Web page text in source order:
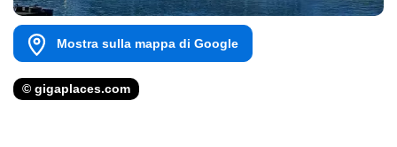
Mostra sulla mappa di Google
© gigaplaces.com